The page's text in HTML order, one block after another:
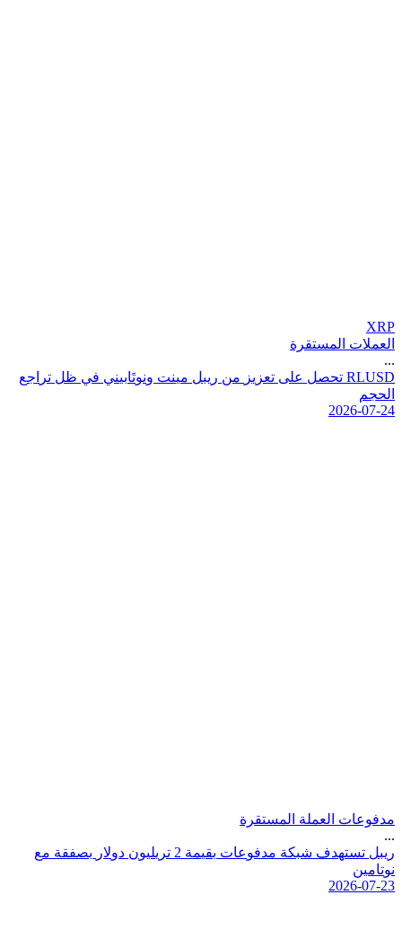
XRP
العملات المستقرة
...
RLUSD تحصل على تعز يز من ر يبل مينت ونوتابيني في ظل تر جع
لحجم
2026-07-24
مدفوعات العملة المستقرة
...
ر يبل تستهدف شبكة مدفوعات بقيمة 2 تر يليون دولر بصفقة مع
نوتامين
2026-07-23